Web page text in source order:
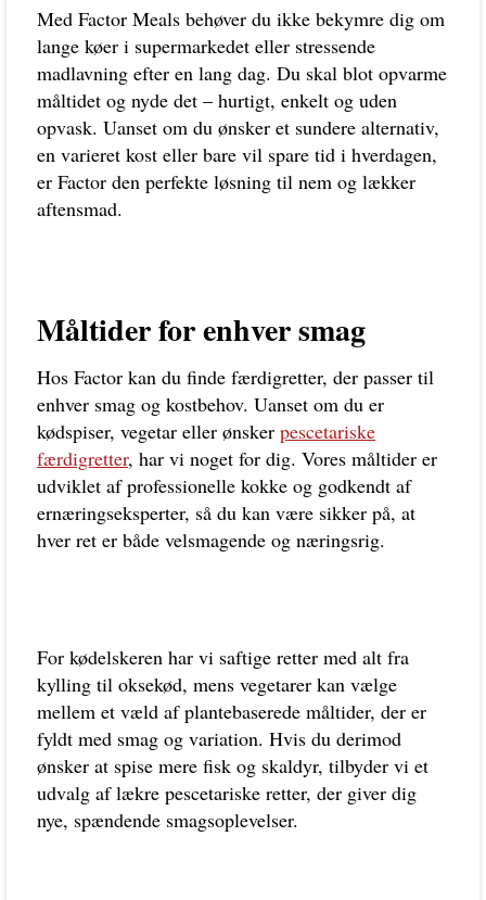
Med Factor Meals behøver du ikke bekymre dig om
lange køer i supermarkedet eller stressende
madlavning efter en lang dag. Du skal blot opvarme
måltidet og nyde det – hurtigt, enkelt og uden
opvask. Uanset om du ønsker et sundere alternativ,
en varieret kost eller bare vil spare tid i hverdagen,
er Factor den perfekte løsning til nem og lækker
aftensmad.
Måltider for enhver smag
Hos Factor kan du finde færdigretter, der passer til
enhver smag og kostbehov. Uanset om du er
kødspiser, vegetar eller ønsker pescetariske
færdigretter, har vi noget for dig. Vores måltider er
udviklet af professionelle kokke og godkendt af
ernæringseksperter, så du kan være sikker på, at
hver ret er både velsmagende og næringsrig.
For kødelskeren har vi saftige retter med alt fra
kylling til oksekød, mens vegetarer kan vælge
mellem et væld af plantebaserede måltider, der er
fyldt med smag og variation. Hvis du derimod
ønsker at spise mere fisk og skaldyr, tilbyder vi et
udvalg af lækre pescetariske retter, der giver dig
nye, spændende smagsoplevelser.